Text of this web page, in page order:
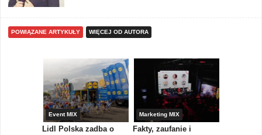
POWIĄZANE ARTYKUŁY WIĘCEJ OD AUTORA
Event MIX
Lidl Polska zadba o
Marketing MIX
Fakty, zaufanie i